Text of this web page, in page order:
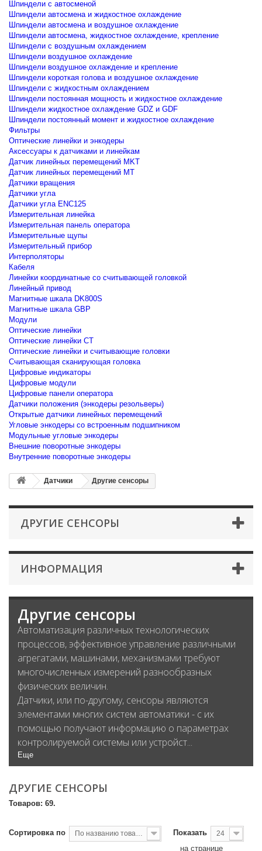
Шпиндели с автосменой
Шпиндели автосмена и жидкостное охлаждение
Шпиндели автосмена и воздушное охлаждение
Шпиндели автосмена, жидкостное охлаждение, крепление
Шпиндели с воздушным охлаждением
Шпиндели воздушное охлаждение
Шпиндели воздушное охлаждение и крепление
Шпиндели короткая голова и воздушное охлаждение
Шпиндели с жидкостным охлаждением
Шпиндели постоянная мощность и жидкостное охлаждение
Шпиндели жидкостное охлаждение GDZ и GDF
Шпиндели постоянный момент и жидкостное охлаждение
Фильтры
Оптические линейки и энкодеры
Аксессуары к датчиками и линейкам
Датчик линейных перемещений MKT
Датчик линейных перемещений MT
Датчики вращения
Датчики угла
Датчики угла ENC125
Измерительная линейка
Измерительная панель оператора
Измерительные щупы
Измерительный прибор
Интерполяторы
Кабеля
Линейки координатные со считывающей головкой
Линейный привод
Магнитные шкала DK800S
Магнитные шкала GBP
Модули
Оптические линейки
Оптические линейки CT
Оптические линейки и считывающие головки
Считывающая сканирующая головка
Цифровые индикаторы
Цифровые модули
Цифровые панели оператора
Датчики положения (энкодеры резольверы)
Открытые датчики линейных перемещений
Угловые энкодеры со встроенным подшипником
Модульные угловые энкодеры
Внешние поворотные энкодеры
Внутренние поворотные энкодеры
Датчики Другие сенсоры
ДРУГИЕ СЕНСОРЫ
ИНФОРМАЦИЯ
Другие сенсоры
Автоматизация различных технологических
процессов, эффективное управление различными
агрегатами, машинами, механизмами требуют
многочисленных измерений разнообразных
физических величин.
Датчики, или по-другому, сенсоры являются
элементами многих систем автоматики - с их
помощью получают информацию о параметрах
контролируемой системы или устройст...
Еще
ДРУГИЕ СЕНСОРЫ
Товаров: 69.
Сортировка по По названию товара, от А до Я Показать 24
на странице